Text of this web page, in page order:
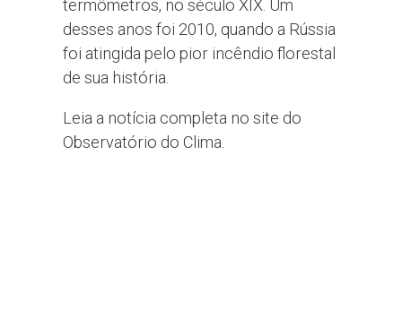
termômetros, no século XIX. Um
desses anos foi 2010, quando a Rússia
foi atingida pelo pior incêndio florestal
de sua história.
Leia a notícia completa no site do
Observatório do Clima.